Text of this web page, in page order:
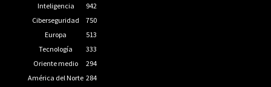
Inteligencia
942
Ciberseguridad
750
Europa
513
Tecnología
333
Oriente medio
294
América del Norte 284